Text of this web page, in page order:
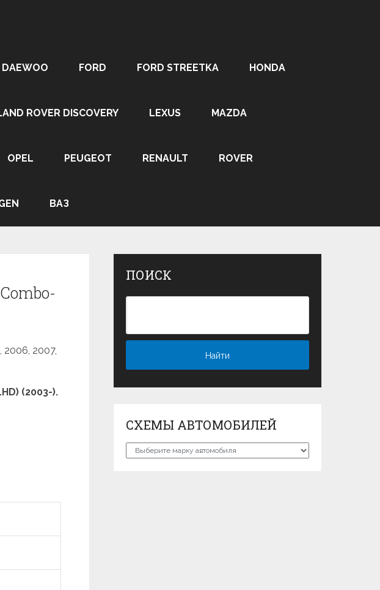
DAEWOO FORD FORD STREETKA HONDA
ROVER DISCOVERY LEXUS MAZDA
OPEL PEUGEOT RENAULT ROVER
ВАЗ
2006, 2007,
(2003-).
ПОИСК
СХЕМЫ АВТОМОБИЛЕЙ
Схемы